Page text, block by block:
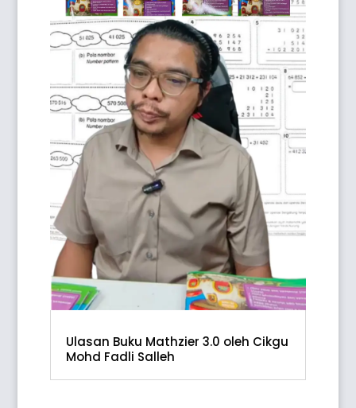
Ulasan Buku Mathzier 3.0 oleh Cikgu
Mohd Fadli Salleh